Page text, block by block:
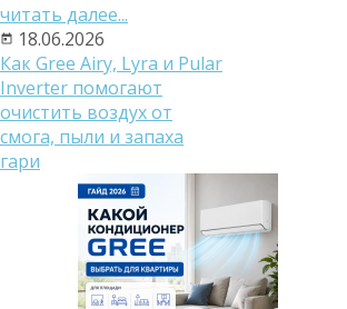
читать далее...
18.06.2026
Как Gree Airy, Lyra и Pular
Inverter помогают
очистить воздух от
смога, пыли и запаха
гари